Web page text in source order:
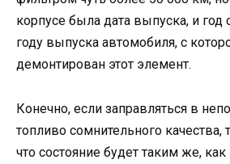
корпусе была дата выпуска, и год
году выпуска автомобиля, с
демонтирован этот элемент.
Конечно, если заправляться в
топливо сомнительного качества,
что состояние будет таким же,